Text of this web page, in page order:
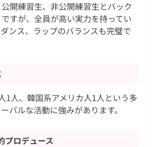
開練習生、非公開練習生とバック
すが、全員が高い実力を持ってい
ンス、ラップのバランスも完璧で
1人、韓国系アメリカ人1人という多
バルな活動に強みがあります。
プロデュース